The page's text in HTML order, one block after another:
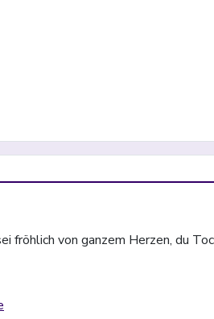
fröhlich von ganzem Herzen, du